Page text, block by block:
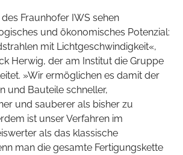
Fraunhofer IWS sehen
und ökonomisches Potenzial:
mit Lichtgeschwindigkeit«,
Herwig, der am Institut die Gruppe
»Wir ermöglichen es damit der
und Bauteile schneller,
und sauberer als bisher zu
ist unser Verfahren im
als das klassische
man die gesamte Fertigungskette